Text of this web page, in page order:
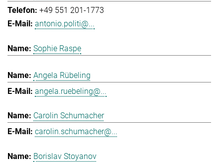
+49 551 201-1773
antonio.politi@...
Sophie Raspe
Angela Rübeling
angela.ruebeling@...
Carolin Schumacher
carolin.schumacher@...
Borislav Stoyanov